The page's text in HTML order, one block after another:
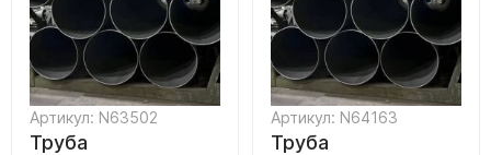
Артикул: N63502
Труба
Артикул: N64163
Труба